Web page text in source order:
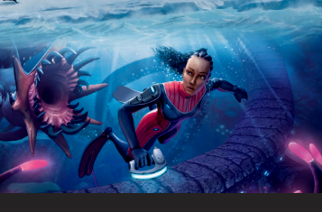
ESPERIENZA
“VICINA
AD
UN
OPEN
WORLD”